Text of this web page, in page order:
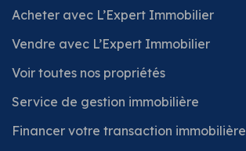
Acheter avec L’Expert Immobilier
Vendre avec L’Expert Immobilier
Voir toutes nos propriétés
Service de gestion immobilière
Financer votre transaction immobilière